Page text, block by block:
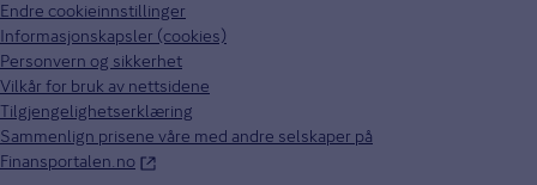
Endre cookieinnstillinger
Informasjonskapsler (cookies)
Personvern og sikkerhet
Vilkår for bruk av nettsidene
Tilgjengelighetserklæring
Sammenlign prisene våre med andre selskaper på
Finansportalen.no